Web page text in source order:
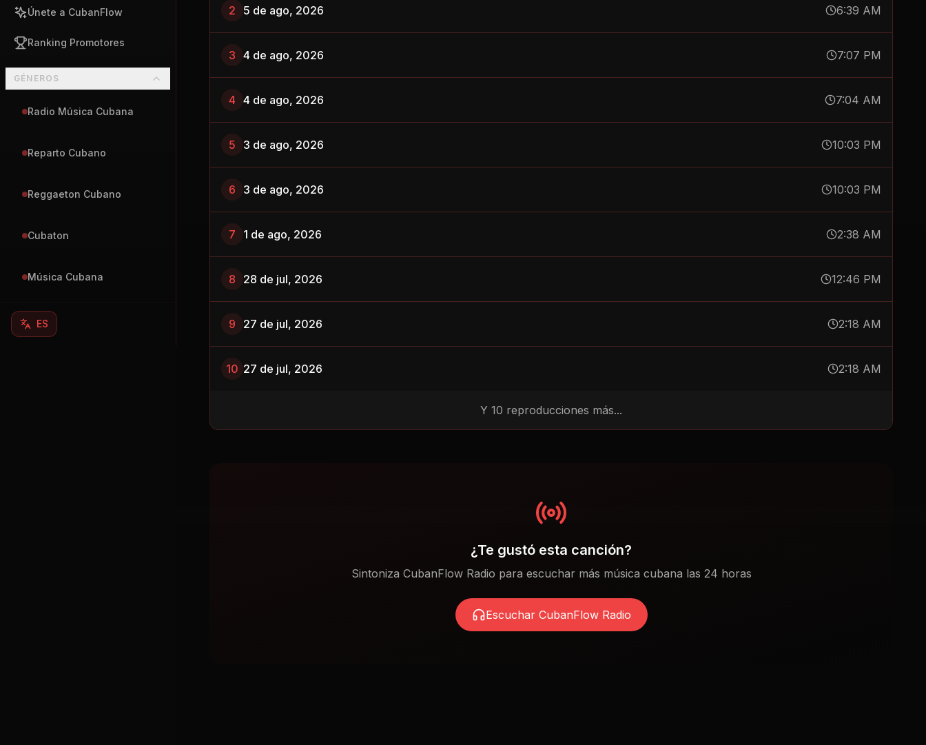
Únete a CubanFlow
Ranking Promotores
GÉNEROS
Radio Música Cubana
Reparto Cubano
Reggaeton Cubano
Cubaton
Música Cubana
ES
2 5 de ago, 2026 6:39 AM
3 4 de ago, 2026 7:07 PM
4 4 de ago, 2026 7:04 AM
5 3 de ago, 2026 10:03 PM
6 3 de ago, 2026 10:03 PM
7 1 de ago, 2026 2:38 AM
8 28 de jul, 2026 12:46 PM
9 27 de jul, 2026 2:18 AM
10 27 de jul, 2026 2:18 AM
Y 10 reproducciones más...
¿Te gustó esta canción?
Sintoniza CubanFlow Radio para escuchar más música cubana las 24 horas
Escuchar CubanFlow Radio